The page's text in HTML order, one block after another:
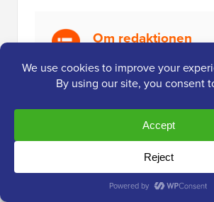
Om redaktionen
Redaktionellt team på
av WordPress-experter ledda av
med över 16 års erfarenhet av
webbhotell, e-handel, SEO och
marknadsföring. WPBeginner
och är nu den största gratis
resurswebbplatsen i branschen och